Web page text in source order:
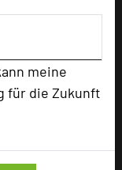
meine
für die Zukunft
80